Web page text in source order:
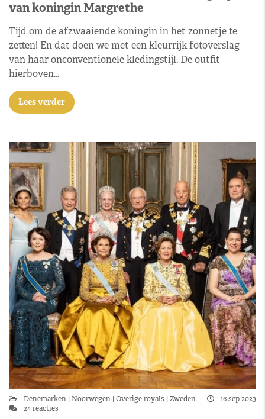
van koningin Margrethe
Tijd om de afzwaaiende koningin in het zonnetje te
zetten! En dat doen we met een kleurrijk fotoverslag
van haar onconventionele kledingstijl. De outfit
hierboven…
Lees verder
Denemarken Noorwegen Overige royals Zweden
16 sep 2023
24 reacties